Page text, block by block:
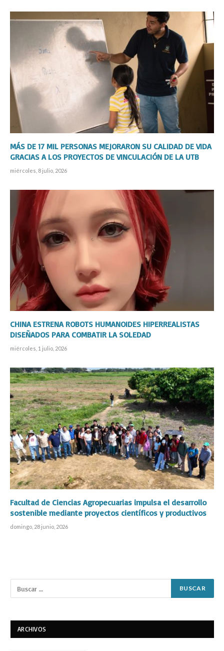
MÁS DE 17 MIL PERSONAS MEJORARON SU CALIDAD DE VIDA
GRACIAS A LOS PROYECTOS DE VINCULACIÓN DE LA UTB
miércoles, 8 julio, 2026
CHINA ESTRENA ROBOTS HUMANOIDES HIPERREALISTAS
DISEÑADOS PARA COMBATIR LA SOLEDAD
miércoles, 1 julio, 2026
Facultad de Ciencias Agropecuarias impulsa el desarrollo
sostenible mediante proyectos científicos y productivos
domingo, 28 junio, 2026
ARCHIVOS